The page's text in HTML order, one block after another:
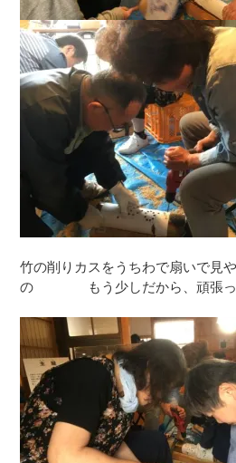
竹の削りカスをうちわで扇いで見
の もう少しだから、頑張っ